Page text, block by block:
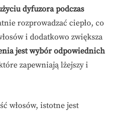
dyfuzora podczas
rozprowadzać ciepło, co
i dodatkowo zwiększa
jest wybór odpowiednich
zapewniają lżejszy i
włosów, istotne jest